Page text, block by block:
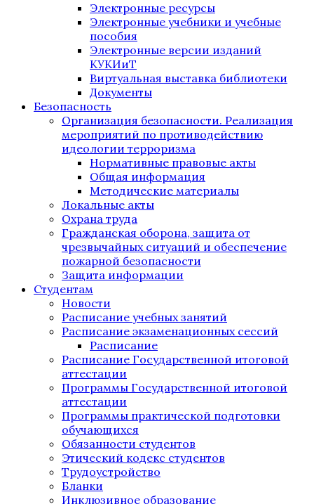
Электронные ресурсы
Электронные учебники и учебные
пособия
Электронные версии изданий
КУКИиТ
Виртуальная выставка библиотеки
Документы
Безопасность
Организация безопасности. Реализация
мероприятий по противодействию
идеологии терроризма
Нормативные правовые акты
Общая информация
Методические материалы
Локальные акты
Охрана труда
Гражданская оборона, защита от
чрезвычайных ситуаций и обеспечение
пожарной безопасности
Защита информации
Студентам
Новости
Расписание учебных занятий
Расписание экзаменационных сессий
Расписание
Расписание Государственной итоговой
аттестации
Программы Государственной итоговой
аттестации
Программы практической подготовки
обучающихся
Обязанности студентов
Этический кодекс студентов
Трудоустройство
Бланки
Инклюзивное образование